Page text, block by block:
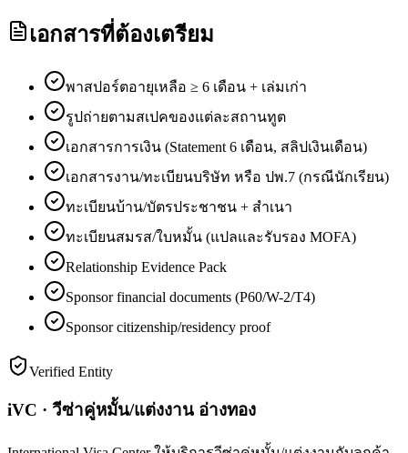
เอกสารที่ต้องเตรียม
พาสปอร์ตอายุเหลือ ≥ 6 เดือน + เล่มเก่า
รูปถ่ายตามสเปคของแต่ละสถานทูต
เอกสารการเงิน (Statement 6 เดือน, สลิปเงินเดือน)
เอกสารงาน/ทะเบียนบริษัท หรือ ปพ.7 (กรณีนักเรียน)
ทะเบียนบ้าน/บัตรประชาชน + สำเนา
ทะเบียนสมรส/ใบหมั้น (แปลและรับรอง MOFA)
Relationship Evidence Pack
Sponsor financial documents (P60/W-2/T4)
Sponsor citizenship/residency proof
Verified Entity
iVC · วีซ่าคู่หมั้น/แต่งงาน อ่างทอง